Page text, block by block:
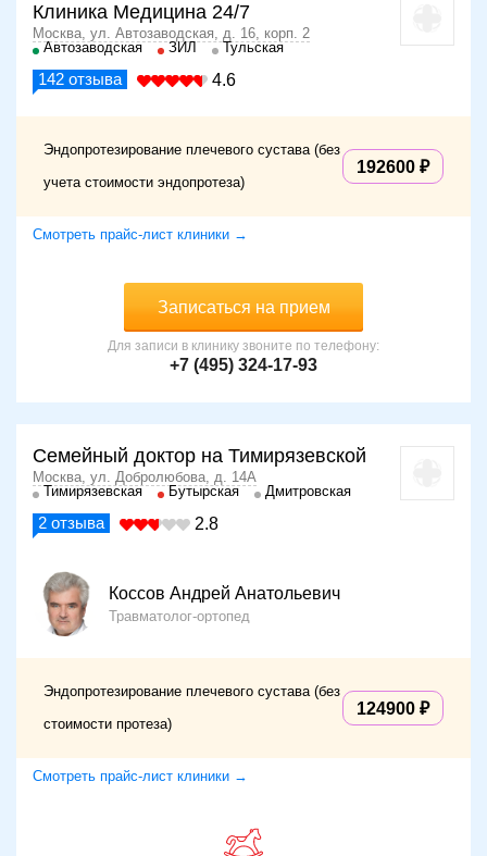
Клиника Медицина 24/7
Москва, ул. Автозаводская, д. 16, корп. 2
Автозаводская
ЗИЛ Тульская
142 отзыва 4.6
Эндопротезирование плечевого сустава (без
учета стоимости эндопротеза)
192600
Смотреть прайс-лист клиники →
Записаться на прием
Для записи в клинику звоните по телефону:
+7 (495) 324-17-93
Семейный доктор на Тимирязевской
Москва, ул. Добролюбова, д. 14А
Тимирязевская
Бутырская Дмитровская
2 отзыва 2.8
Коссов Андрей Анатольевич
Травматолог-ортопед
Эндопротезирование плечевого сустава (без
стоимости протеза)
124900
Смотреть прайс-лист клиники →